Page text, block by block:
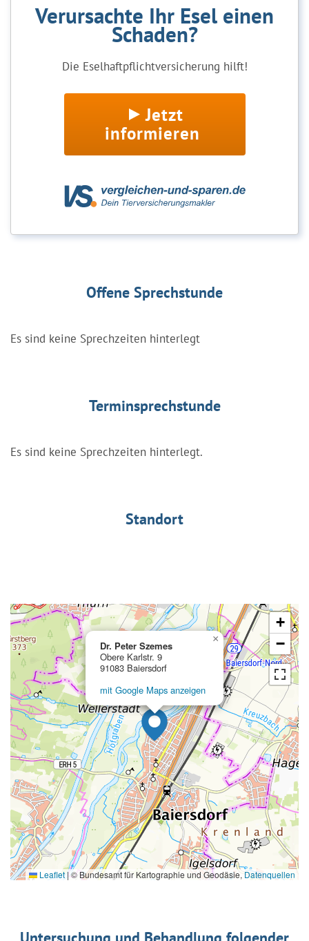
Verursachte Ihr Esel einen
Schaden?
Die Eselhaftpflichtversicherung hilft!
Jetzt
informieren
Offene Sprechstunde
Es sind keine Sprechzeiten hinterlegt
Terminsprechstunde
Es sind keine Sprechzeiten hinterlegt.
Standort
Dr. Peter Szemes
Obere Karlstr. 9
91083 Baiersdorf
mit Google Maps anzeigen
×
+
−
Leaflet|© Bundesamt für Kartographie und Geodäsie, Datenquellen